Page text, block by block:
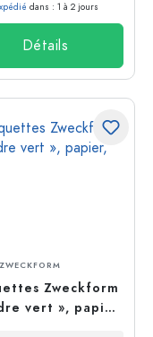
dans : 1 à 2 jours
Détails
Zweckform
vert », papier,